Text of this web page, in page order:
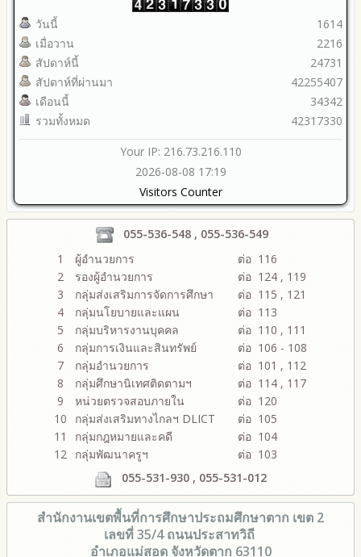
วันนี้
เมื่อวาน
สัปดาห์นี้
สัปดาห์ที่ผ่านมา
เดือนนี้
รวมทั้งหมด
1614
2216
24731
42255407
34342
42317330
Your IP: 216.73.216.110
2026-08-08 17:19
Visitors Counter
055-536-548 , 055-536-549
1
ผู้อำนวยการ
ต่อ 116
2
รองผู้อำนวยการ
ต่อ 124 , 119
3
กลุ่มส่งเสริมการจัดการศึกษา
ต่อ 115 , 121
4
กลุ่มนโยบายและแผน
ต่อ 113
5
กลุ่มบริหารงานบุคคล
ต่อ 110 , 111
6
กลุ่มการเงินและสินทรัพย์
ต่อ 106 - 108
7
กลุ่มอำนวยการ
ต่อ 101 , 112
8
กลุ่มศึกษานิเทศติดตามฯ
ต่อ 114 , 117
9
หน่วยตรวจสอบภายใน
ต่อ 120
10
กลุ่มส่งเสริมทางไกลฯ DLICT
ต่อ 105
11
กลุ่มกฎหมายและคดี
ต่อ 104
12 กลุ่มพัฒนาครูฯ
ต่อ 103
055-531-930 , 055-531-012
สำนักงานเขตพื้นที่การศึกษาประถมศึกษาตาก เขต 2
เลขที่ 35/4 ถนนประสาทวิถี
อำเภอแม่สอด จังหวัดตาก 63110